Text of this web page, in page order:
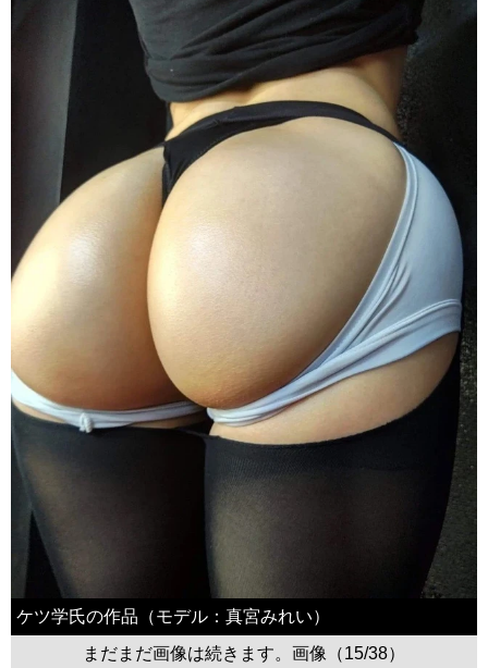
ケツ学氏の作品（モデル：真宮みれい）
まだまだ画像は続きます。画像（15/38）